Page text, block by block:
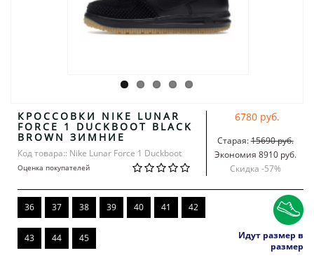
КРОССОВКИ NIKE LUNAR
FORCE 1 DUCKBOOT BLACK
BROWN ЗИМНИЕ
Код товара:: Nike Lunar Force 1 Duckboot
Оценка покупателей
6780 руб.
Старая:15690 руб.
Экономия 8910 руб.
Скидка -57%
36 37 38 39 40 41 42
43 44 45
Идут размер в
размер